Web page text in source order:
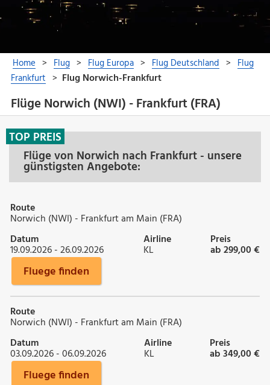
Flüge Norwich (NWI) - Frankfurt (FRA)
Flüge von Norwich nach Frankfurt - unsere
günstigsten Angebote:
TOP PREIS
Route
Norwich (NWI) - Frankfurt am Main (FRA)
Datum
19.09.2026 - 26.09.2026
Airline
KL
Preis
ab 299,00 €
Fluege finden
Route
Norwich (NWI) - Frankfurt am Main (FRA)
Datum
03.09.2026 - 06.09.2026
Airline
KL
Preis
ab 349,00 €
Fluege finden